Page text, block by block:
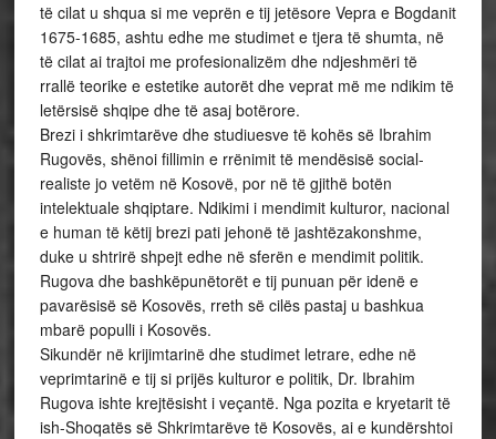
të cilat u shqua si me veprën e tij jetësore Vepra e Bogdanit
1675-1685, ashtu edhe me studimet e tjera të shumta, në
të cilat ai trajtoi me profesionalizëm dhe ndjeshmëri të
rrallë teorike e estetike autorët dhe veprat më me ndikim të
letërsisë shqipe dhe të asaj botërore.
Brezi i shkrimtarëve dhe studiuesve të kohës së Ibrahim
Rugovës, shënoi fillimin e rrënimit të mendësisë social-
realiste jo vetëm në Kosovë, por në të gjithë botën
intelektuale shqiptare. Ndikimi i mendimit kulturor, nacional
e human të këtij brezi pati jehonë të jashtëzakonshme,
duke u shtrirë shpejt edhe në sferën e mendimit politik.
Rugova dhe bashkëpunëtorët e tij punuan për idenë e
pavarësisë së Kosovës, rreth së cilës pastaj u bashkua
mbarë populli i Kosovës.
Sikundër në krijimtarinë dhe studimet letrare, edhe në
veprimtarinë e tij si prijës kulturor e politik, Dr. Ibrahim
Rugova ishte krejtësisht i veçantë. Nga pozita e kryetarit të
ish-Shoqatës së Shkrimtarëve të Kosovës, ai e kundërshtoi